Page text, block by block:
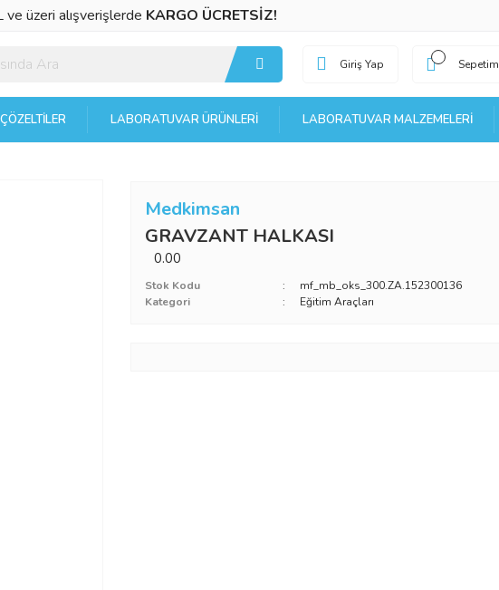
üzeri alışverişlerde KARGO ÜCRETSİZ!
Giriş Yap Sepetim
ÇÖZELTILER LABORATUVAR ÜRÜNLERI LABORATUVAR MALZEMELERI
Medkimsan
GRAVZANT HALKASI
0.00
Stok Kodu
mf_mb_oks_300.ZA.152300136
Kategori
Eğitim Araçları